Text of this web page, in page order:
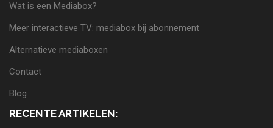
Wat is een Mediabox?
Meer interactieve TV: mediabox bij abonnement
Alternatieve mediaboxen
Contact
Blog
RECENTE ARTIKELEN: